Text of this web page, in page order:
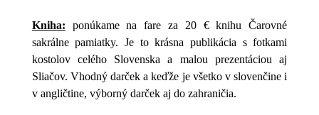
Kniha: ponúkame na fare za 20 € knihu Čarovné
sakrálne pamiatky. Je to krásna publikácia s fotkami
kostolov celého Slovenska a malou prezentáciou aj
Sliačov. Vhodný darček a keďže je všetko v slovenčine i
v angličtine, výborný darček aj do zahraničia.